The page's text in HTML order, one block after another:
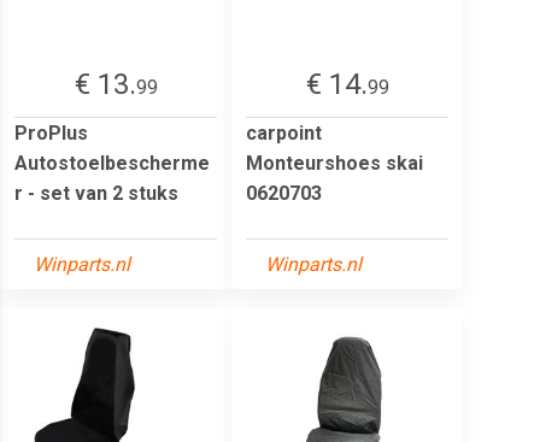
€ 13.99
ProPlus
Autostoelbescherme
r - set van 2 stuks
Winparts.nl
€ 14.99
carpoint
Monteurshoes skai
0620703
Winparts.nl